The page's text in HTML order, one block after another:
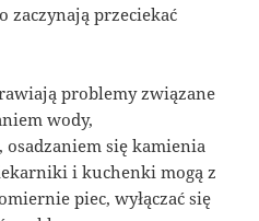
zaczynają przeciekać
problemy związane
wody,
się kamienia
i kuchenki mogą z
piec, wyłączać się